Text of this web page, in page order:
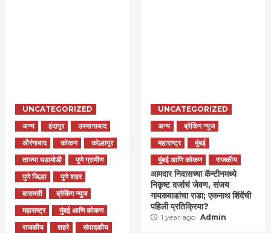
UNCATEGORIZED
अन्य
इंदापूर
उस्मानाबाद
औरंगाबाद
कोकण
कोल्हापूर
ताज्या घडामोडी
पुणे ग्रामीण
पुणे जिल्हा
पुणे शहर
बारामती
ब्रेकिंग न्युज
महाराष्ट्र
मुंबई आणि कोकण
राजकीय
शहरे
संपादकीय
UNCATEGORIZED
अन्य
ब्रेकिंग न्युज
महाराष्ट्र
मुंबई
मुंबई आणि कोकण
राजकीय
आमदार निवासच्या कॅन्टीनमध्ये
निकृष्ट दर्जाचं जेवण, संजय
गायकवाडांचा राडा; एकनाथ शिंदेंची
पहिली प्रतिक्रिया?
1 year ago Admin